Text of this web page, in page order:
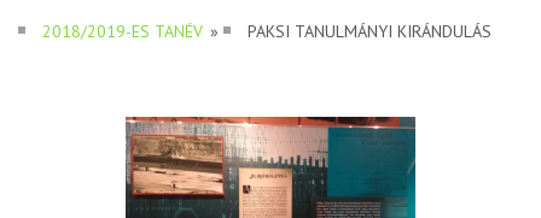
2018/2019-ES TANÉV » PAKSI TANULMÁNYI KIRÁNDULÁS